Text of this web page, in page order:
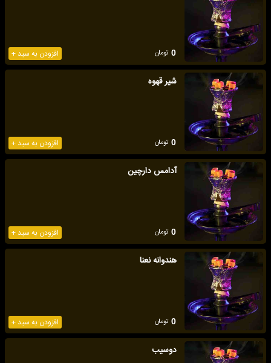
افزودن به سبد + 0 تومان
شیر قهوه
افزودن به سبد + 0 تومان
آدامس دارچین
افزودن به سبد + 0 تومان
هندوانه نعنا
افزودن به سبد + 0 تومان
دوسیب